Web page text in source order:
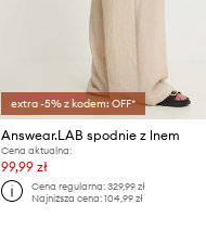
extra -5% z kodem: OFF*
Answear.LAB spodnie z lnem
Cena aktualna:
99,99 zł
Cena regularna: 329,99 zł
Najniższa cena: 104,99 zł